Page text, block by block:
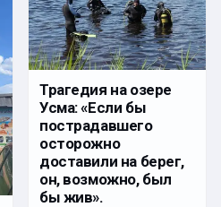
Трагедия на озере
Усма: «Если бы
пострадавшего
осторожно
доставили на берег,
он, возможно, был
бы жив».